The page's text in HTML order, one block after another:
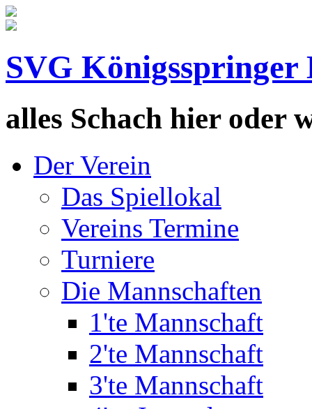
SVG Königsspringer
alles Schach hier oder
Der Verein
Das Spiellokal
Vereins Termine
Turniere
Die Mannschaften
1'te Mannschaft
2'te Mannschaft
3'te Mannschaft